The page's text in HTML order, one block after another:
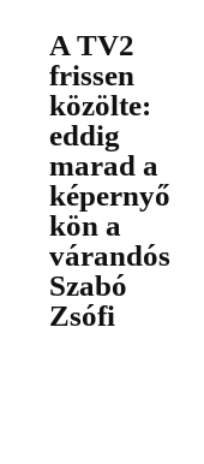
A TV2
frissen
közölte:
eddig
marad a
képernyő
kön a
várandós
Szabó
Zsófi